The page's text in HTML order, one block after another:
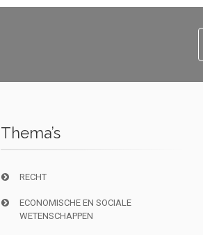
Thema’s
RECHT
ECONOMISCHE EN SOCIALE
WETENSCHAPPEN